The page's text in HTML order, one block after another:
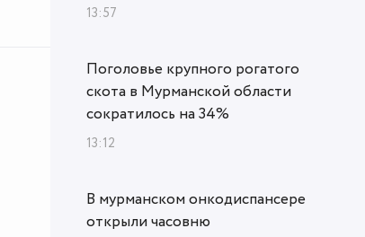
13:57
Поголовье крупного рогатого
скота в Мурманской области
сократилось на 34%
13:12
В мурманском онкодиспансере
открыли часовню